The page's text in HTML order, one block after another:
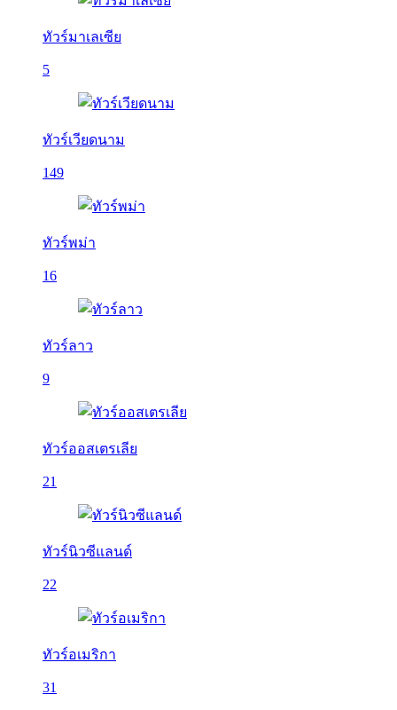
ทัวร์มาเลเซีย
5
ทัวร์เวียดนาม
149
ทัวร์พม่า
16
ทัวร์ลาว
9
ทัวร์ออสเตรเลีย
21
ทัวร์นิวซีแลนด์
22
ทัวร์อเมริกา
31